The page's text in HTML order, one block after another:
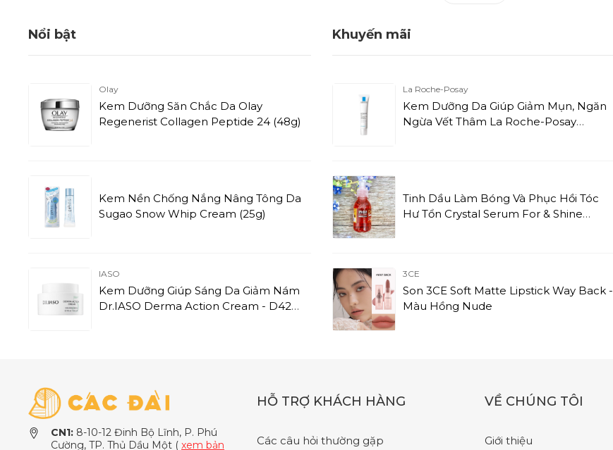
Nổi bật
Olay
Kem Dưỡng Săn Chắc Da Olay
Regenerist Collagen Peptide 24 (48g)
Kem Nền Chống Nắng Nâng Tông Da
Sugao Snow Whip Cream (25g)
IASO
Kem Dưỡng Giúp Sáng Da Giảm Nám
Dr.IASO Derma Action Cream - D42
Khuyến mãi
La Roche-Posay
Kem Dưỡng Da Giúp Giảm Mụn, Ngăn
Ngừa Vết Thâm La Roche-Posay
Tinh Dầu Làm Bóng Và Phục Hồi Tóc
Hư Tổn Crystal Serum For & Shine
3CE
Son 3CE Soft Matte Lipstick Way Back -
Màu Hồng Nude
CN1: 8-10-12 Đinh Bộ Lĩnh, P. Phú
Cường, TP. Thủ Dầu Một ( xem bản
HỖ TRỢ KHÁCH HÀNG
Các câu hỏi thường gặp
VỀ CHÚNG TÔI
Giới thiệu